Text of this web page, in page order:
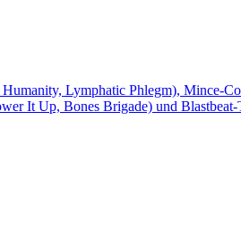
Lymphatic Phlegm), Mince-
It Up, Bones Brigade) und